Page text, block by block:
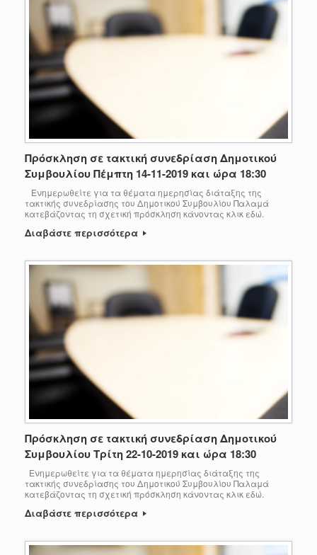
Πρόσκληση σε τακτική συνεδρίαση Δημοτικού
Συμβουλίου Πέμπτη 14-11-2019 και ώρα 18:30
Ενημερωθείτε για τα θέματα ημερησίας διάταξης της
τακτικής συνεδρίασης του Δημοτικού Συμβουλίου Παλαμά
κατεβάζοντας τη σχετική πρόσκληση κάνοντας κλικ εδώ.
Διαβάστε περισσότερα
Πρόσκληση σε τακτική συνεδρίαση Δημοτικού
Συμβουλίου Τρίτη 22-10-2019 και ώρα 18:30
Ενημερωθείτε για τα θέματα ημερησίας διάταξης της
τακτικής συνεδρίασης του Δημοτικού Συμβουλίου Παλαμά
κατεβάζοντας τη σχετική πρόσκληση κάνοντας κλικ εδώ.
Διαβάστε περισσότερα